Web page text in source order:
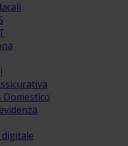
Domestico
digitale